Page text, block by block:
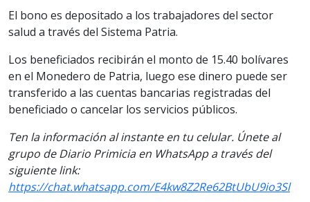
El bono es depositado a los trabajadores del sector
salud a través del Sistema Patria.
Los beneficiados recibirán el monto de 15.40 bolívares
en el Monedero de Patria, luego ese dinero puede ser
transferido a las cuentas bancarias registradas del
beneficiado o cancelar los servicios públicos.
Ten la información al instante en tu celular. Únete al
grupo de Diario Primicia en WhatsApp a través del
siguiente link:
https://chat.whatsapp.com/E4kw8Z2Re62BtUbU9io3Sl